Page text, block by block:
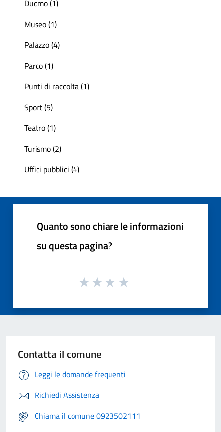
Duomo (1)
Museo (1)
Palazzo (4)
Parco (1)
Punti di raccolta (1)
Sport (5)
Teatro (1)
Turismo (2)
Uffici pubblici (4)
Quanto sono chiare le informazioni
su questa pagina?
Contatta il comune
Leggi le domande frequenti
Richiedi Assistenza
Chiama il comune 0923502111